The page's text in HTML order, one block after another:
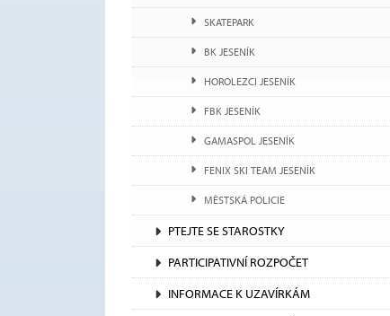
SKATEPARK
BK JESENÍK
HOROLEZCI JESENÍK
FBK JESENÍK
GAMASPOL JESENÍK
FENIX SKI TEAM JESENÍK
MĚSTSKÁ POLICIE
PTEJTE SE STAROSTKY
PARTICIPATIVNÍ ROZPOČET
INFORMACE K UZAVÍRKÁM